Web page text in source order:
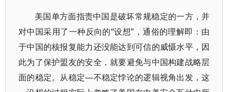
美国单方面指责中国是破坏常规稳定的一方，并
对中国采用了一种反向的“设想”，通俗的理解即：由
于中国的核报复能力还没能达到可信的威慑水平，因
此为了保护盟友的安全，就要避免与中国构建战略层
面的稳定。从稳定—不稳定悖论的逻辑视角出发，这